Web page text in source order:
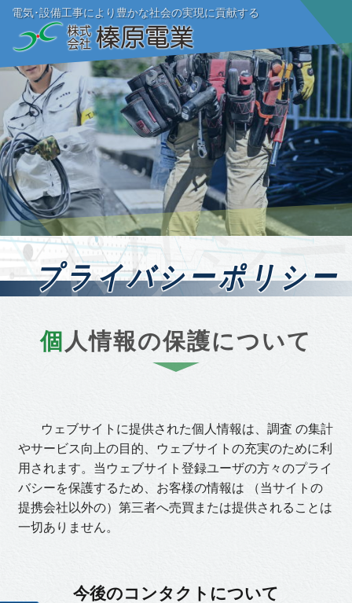
電気･設備工事により豊かな社会の実現に貢献する
リシ
プライバシーポリシー
個人情報の保護について
ウェブサイトに提供された個人情報は、調査 の集計
やサービス向上の目的、ウェブサイトの充実のために利
用されます。当ウェブサイト登録ユーザの方々のプライ
バシーを保護するため、お客様の情報は （当サイトの
提携会社以外の）第三者へ売買または提供されることは
一切ありません。
今後のコンタクトについて